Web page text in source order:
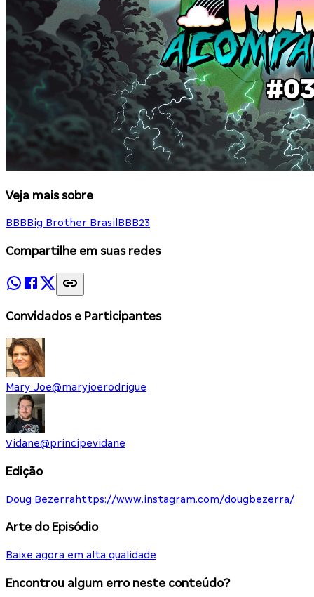
Veja mais sobre
BBBBig Brother Brasil BBB23
Compartilhe em suas redes
Convidados e Participantes
Mary Joe@maryjoerodrigue
Vidane@principevidane
Edição
Doug Bezerra https://www.instagram.com/dougbezerra/
Arte do Episódio
Baixe agora em alta qualidade
Encontrou algum erro neste conteúdo?